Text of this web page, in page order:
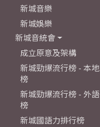
新城音樂
新城娛樂
新城音統會
成立原意及架構
新城勁爆流行榜 - 本地
榜
新城勁爆流行榜 - 外語
榜
新城國語力排行榜